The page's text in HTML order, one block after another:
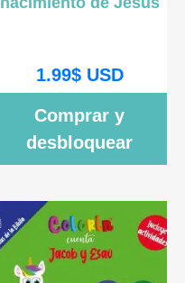
1.99$USD
Comprar y
desbloquear